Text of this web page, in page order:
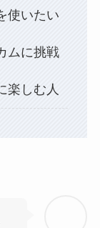
使いたい
ムに挑戦
楽しむ人